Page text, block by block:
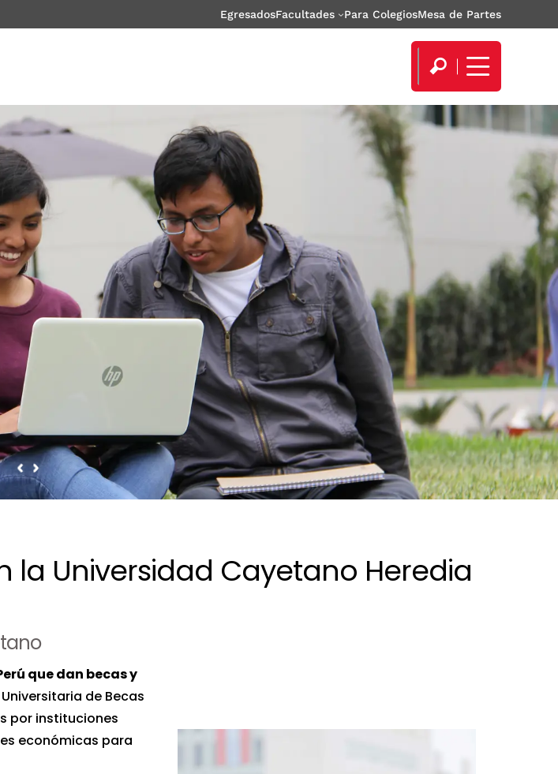
EgresadosFacultades Para ColegiosMesa de Partes
la Universidad Cayetano Heredia
que dan becas y
de Becas
por instituciones
económicas para